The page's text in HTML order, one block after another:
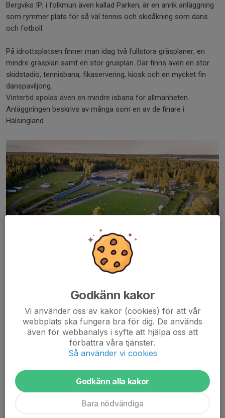
Bergviks IP, i folkmun även kallad Parken, är en anrik anläggning
som rymmer plats för så väl tennis och skidåkning som dans
och fotboll.
På idrottsplatsen finner man idag två fullstora gräsplaner, en
mindre gräsplan samt en stor grusplan. Där finns även en stor
skidstadio, tennisbana, fikaservering, kiosk och en mycket fin
danspaviljong.
Vintertid spolas även en mindre isbana för allmänheten.
Anläggningen beskrivs av många som en av de finare i
Hälsingland.
Läktarkapacitet: Ca. 350 sittplatser varav 175 under tak.
1 410 betalande under DM-final mot Bollnäs
Större lag som har gästat IFK Bergviks hemmaplan är bland
landskamp i ungdomsfotboll på Parkens gräs.
Godkänn kakor
Vi använder oss av kakor (cookies) för att vår
webbplats ska fungera bra för dig. De används
även för webbanalys i syfte att hjälpa oss att
förbättra våra tjänster.
Så använder vi cookies
Godkänn alla kakor
Bara nödvändiga